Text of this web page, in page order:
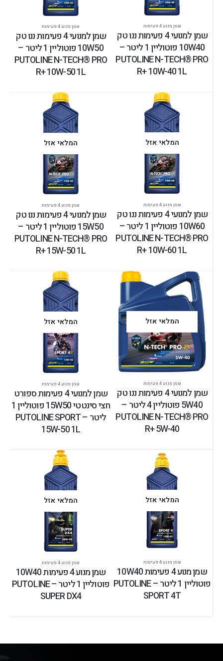
שמן מנוע 4 פעימות
שמן למנועי 4 פעימות ננו טק
10W40 פוטוליין 1 ליטר –
PUTOLINE N-TECH® PRO
R+ 10W-40 1L
שמן מנוע 4 פעימות
שמן למנועי 4 פעימות ננו טק
10W50 פוטוליין 1 ליטר –
PUTOLINE N-TECH® PRO
R+ 10W-50 1L
המלאי אזל
שמן מנוע 4 פעימות
שמן למנועי 4 פעימות ננו טק
10W60 פוטוליין 1 ליטר –
PUTOLINE N-TECH® PRO
R+ 10W-60 1L
המלאי אזל
שמן מנוע 4 פעימות
שמן למנועי 4 פעימות ננו טק
15W50 פוטוליין 1 ליטר –
PUTOLINE N-TECH® PRO
R+ 15W-50 1L
המלאי אזל
שמן מנוע 4 פעימות
שמן למנועי 4 פעימות ננו טק
5W40 פוטוליין 4 ליטר –
PUTOLINE N-TECH® PRO
R+ 5W-40
המלאי אזל
שמן מנוע 4 פעימות
שמן למנועי 4 פעימות ספורט
חצי סינטטי 15W50 פוטוליין 1
ליטר – PUTOLINE SPORT
15W-50 1L
המלאי אזל
שמן מנוע 4 פעימות
שמן מנוע 4 פעימות 10W40
פוטוליין 1 ליטר – PUTOLINE
SPORT 4T
המלאי אזל
שמן מנוע 4 פעימות
שמן מנוע 4 פעימות 10W40
פוטוליין 1 ליטר – PUTOLINE
SUPER DX4